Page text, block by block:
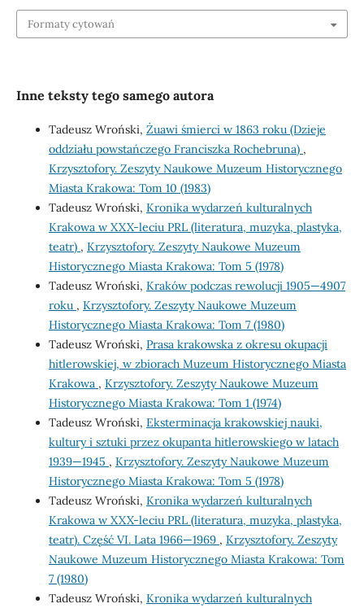
Formaty cytowań
Inne teksty tego samego autora
Tadeusz Wroński, Żuawi śmierci w 1863 roku (Dzieje
oddziału powstańczego Franciszka Rochebruna) ,
Krzysztofory. Zeszyty Naukowe Muzeum Historycznego
Miasta Krakowa: Tom 10 (1983)
Tadeusz Wroński, Kronika wydarzeń kulturalnych
Krakowa w XXX-leciu PRL (literatura, muzyka, plastyka,
teatr) , Krzysztofory. Zeszyty Naukowe Muzeum
Historycznego Miasta Krakowa: Tom 5 (1978)
Tadeusz Wroński, Kraków podczas rewolucji 1905—4907
roku , Krzysztofory. Zeszyty Naukowe Muzeum
Historycznego Miasta Krakowa: Tom 7 (1980)
Tadeusz Wroński, Prasa krakowska z okresu okupacji
hitlerowskiej, w zbiorach Muzeum Historycznego Miasta
Krakowa , Krzysztofory. Zeszyty Naukowe Muzeum
Historycznego Miasta Krakowa: Tom 1 (1974)
Tadeusz Wroński, Eksterminacja krakowskiej nauki,
kultury i sztuki przez okupanta hitlerowskiego w latach
1939—1945 , Krzysztofory. Zeszyty Naukowe Muzeum
Historycznego Miasta Krakowa: Tom 5 (1978)
Tadeusz Wroński, Kronika wydarzeń kulturalnych
Krakowa w XXX-leciu PRL (literatura, muzyka, plastyka,
teatr). Część VI. Lata 1966—1969 , Krzysztofory. Zeszyty
Naukowe Muzeum Historycznego Miasta Krakowa: Tom
7 (1980)
Tadeusz Wroński, Kronika wydarzeń kulturalnych